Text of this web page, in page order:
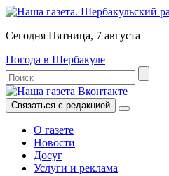
Сегодня Пятница, 7 августа
Погода в Шербакуле
Связаться с редакцией
О газете
Новости
Досуг
Услуги и реклама